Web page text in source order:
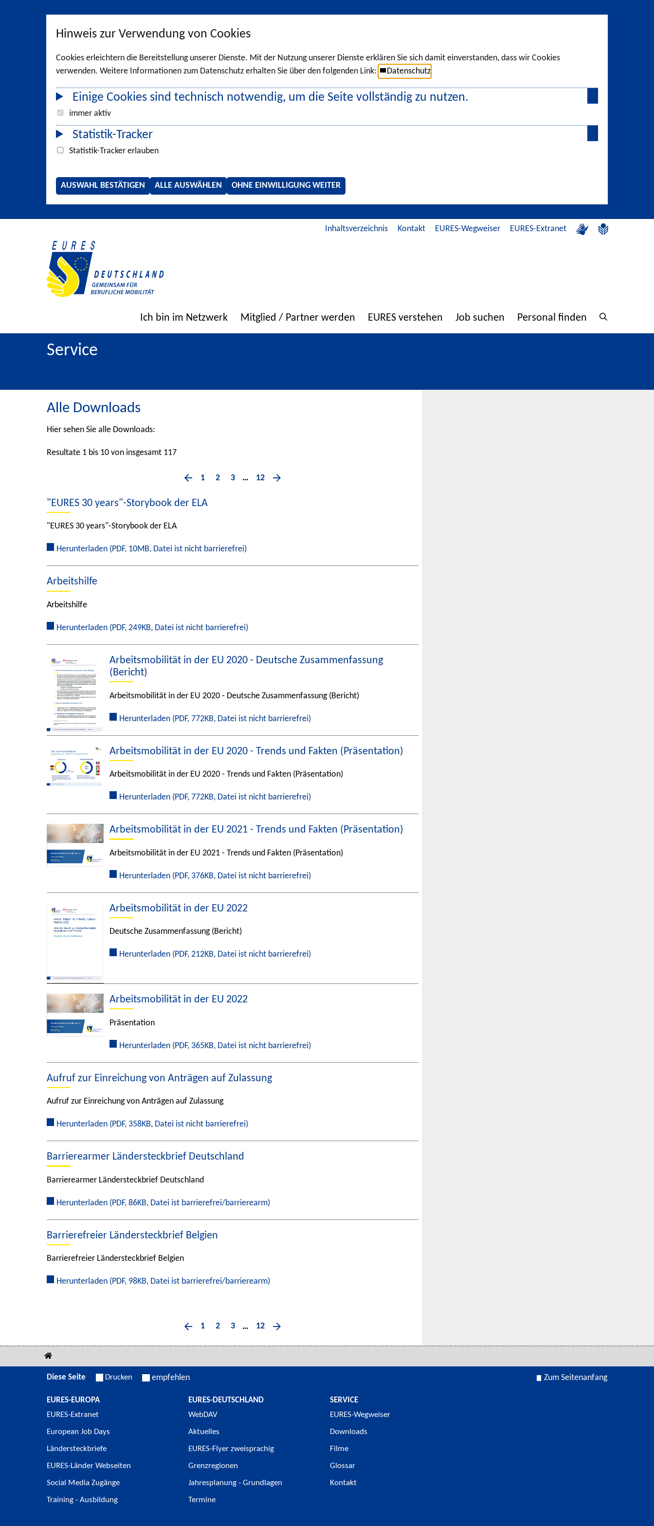
Hinweis zur Verwendung von Cookies
Cookies erleichtern die Bereitstellung unserer Dienste. Mit der Nutzung unserer Dienste erklären Sie sich damit einverstanden, dass wir Cookies
verwenden. Weitere Informationen zum Datenschutz erhalten Sie über den folgenden Link:
Datenschutz
Einige Cookies sind technisch notwendig, um die Seite vollständig zu nutzen.
immer aktiv
Statistik-Tracker
Statistik-Tracker erlauben
AUSWAHL BESTÄTIGEN ALLE AUSWÄHLEN OHNE EINWILLIGUNG WEITER
Inhaltsverzeichnis Kontakt EURES-Wegweiser EURES-Extranet
Ich bin im Netzwerk Mitglied / Partner werden EURES verstehen Job suchen Personal finden
Service
Alle Downloads
Hier sehen Sie alle Downloads:
Resultate 1 bis 10 von insgesamt 117
1 2 3 … 12
"EURES 30 years"-Storybook der ELA
"EURES 30 years"-Storybook der ELA
Herunterladen (PDF, 10MB, Datei ist nicht barrierefrei)
Arbeitshilfe
Arbeitshilfe
Herunterladen (PDF, 249KB, Datei ist nicht barrierefrei)
Arbeitsmobilität in der EU 2020 - Deutsche Zusammenfassung
(Bericht)
Arbeitsmobilität in der EU 2020 - Deutsche Zusammenfassung (Bericht)
Herunterladen (PDF, 772KB, Datei ist nicht barrierefrei)
Arbeitsmobilität in der EU 2020 - Trends und Fakten (Präsentation)
Arbeitsmobilität in der EU 2020 - Trends und Fakten (Präsentation)
Herunterladen (PDF, 772KB, Datei ist nicht barrierefrei)
Arbeitsmobilität in der EU 2021 - Trends und Fakten (Präsentation)
Arbeitsmobilität in der EU 2021 - Trends und Fakten (Präsentation)
Herunterladen (PDF, 376KB, Datei ist nicht barrierefrei)
Arbeitsmobilität in der EU 2022
Deutsche Zusammenfassung (Bericht)
Herunterladen (PDF, 212KB, Datei ist nicht barrierefrei)
Arbeitsmobilität in der EU 2022
Präsentation
Herunterladen (PDF, 365KB, Datei ist nicht barrierefrei)
Aufruf zur Einreichung von Anträgen auf Zulassung
Aufruf zur Einreichung von Anträgen auf Zulassung
Herunterladen (PDF, 358KB, Datei ist nicht barrierefrei)
Barrierearmer Ländersteckbrief Deutschland
Barrierearmer Ländersteckbrief Deutschland
Herunterladen (PDF, 86KB, Datei ist barrierefrei/barrierearm)
Barrierefreier Ländersteckbrief Belgien
Barrierefreier Ländersteckbrief Belgien
Herunterladen (PDF, 98KB, Datei ist barrierefrei/barrierearm)
1 2 3 … 12
Diese Seite Drucken empfehlen Zum Seitenanfang
EURES-EUROPA
EURES-Extranet
European Job Days
Ländersteckbriefe
EURES-Länder Webseiten
Social Media Zugänge
Training - Ausbildung
EURES-DEUTSCHLAND
WebDAV
Aktuelles
EURES-Flyer zweisprachig
Grenzregionen
Jahresplanung - Grundlagen
Termine
SERVICE
EURES-Wegweiser
Downloads
Filme
Glossar
Kontakt